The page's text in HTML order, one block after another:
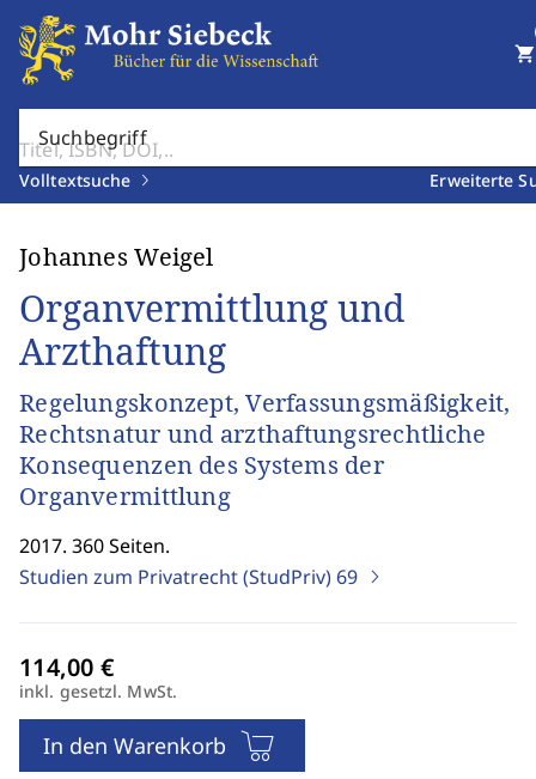
Suchbegriff
Volltextsuche Erweiterte
shopping_cart
Johannes Weigel
Organvermittlung und
Arzthaftung
Regelungskonzept, Verfassungsmäßigkeit,
Rechtsnatur und arzthaftungsrechtliche
Konsequenzen des Systems der
Organvermittlung
2017. 360 Seiten.
Studien zum Privatrecht (StudPriv) 69
inkl. gesetzl. MwSt.
In den Warenkorb